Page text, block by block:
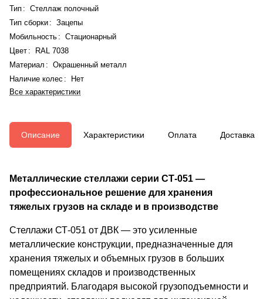
Тип : Стеллаж полочный
Тип сборки: Зацепы
Мобильность : Стационарный
Цвет :
RAL 7038
Материал : Окрашенный металл
Наличие колес :
Нет
Все характеристики
Описание Характеристики Оплата Доставка
Металлические стеллажи серии СТ-051 —
профессиональное решение для хранения
тяжелых грузов на складе и в производстве
Стеллажи СТ-051 от ДВК — это усиленные
металлические конструкции, предназначенные для
хранения тяжелых и объемных грузов в больших
помещениях складов и производственных
предприятий. Благодаря высокой грузоподъемности и